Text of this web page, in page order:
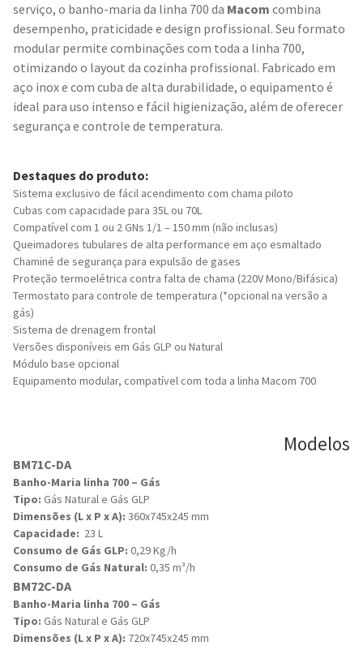
serviço, o banho-maria da linha 700 da Macom combina
desempenho, praticidade e design profissional. Seu formato
modular permite combinações com toda a linha 700,
otimizando o layout da cozinha profissional. Fabricado em
aço inox e com cuba de alta durabilidade, o equipamento é
ideal para uso intenso e fácil higienização, além de oferecer
segurança e controle de temperatura.
Destaques do produto:
Sistema exclusivo de fácil acendimento com chama piloto
Cubas com capacidade para 35L ou 70L
Compatível com 1 ou 2 GNs 1/1 – 150 mm (não inclusas)
Queimadores tubulares de alta performance em aço esmaltado
Chaminé de segurança para expulsão de gases
Proteção termoelétrica contra falta de chama (220V Mono/Bifásica)
Termostato para controle de temperatura (*opcional na versão a
gás)
Sistema de drenagem frontal
Versões disponíveis em Gás GLP ou Natural
Módulo base opcional
Equipamento modular, compatível com toda a linha Macom 700
Modelos
BM71C-DA
Banho-Maria linha 700 – Gás
Tipo: Gás Natural e Gás GLP
Dimensões (L x P x A): 360x745x245 mm
Capacidade: 23 L
Consumo de Gás GLP: 0,29 Kg/h
Consumo de Gás Natural: 0,35 m³/h
BM72C-DA
Banho-Maria linha 700 – Gás
Tipo: Gás Natural e Gás GLP
Dimensões (L x P x A): 720x745x245 mm